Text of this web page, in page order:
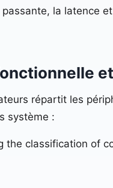
la latence
répartit les
système :
the classification of